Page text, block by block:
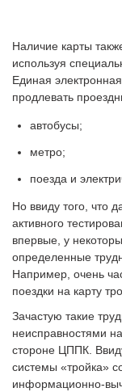
Наличие карты
используя
Единая
продлевать
автобусы;
метро;
поезда и
Но ввиду того, что
активного
впервые, у
определенные
Например, очень
поездки на карту
Зачастую такие
неисправностями
стороне ЦППК.
системы «тройка»
информационно-